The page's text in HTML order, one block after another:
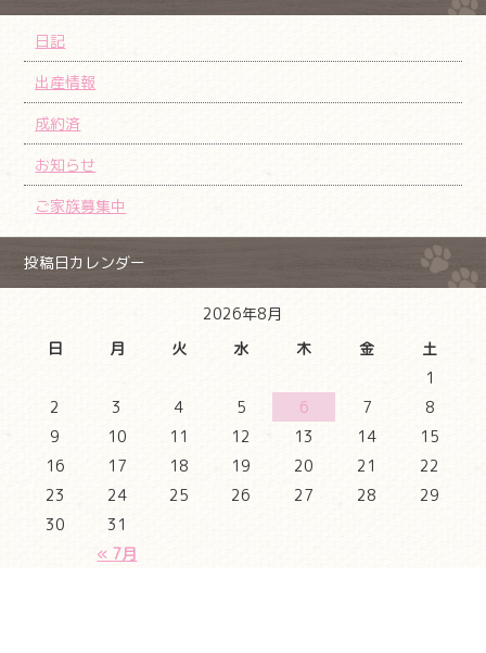
日記
出産情報
成約済
お知らせ
ご家族募集中
投稿日カレンダー
2026年8月
日
月 火 水 木 金 土
« 7月
1
2
3 4 5 6 7
8
9
10 11 12 13 14
15
16
17 18 19 20 21
22
23
24 25 26 27 28
29
30
31